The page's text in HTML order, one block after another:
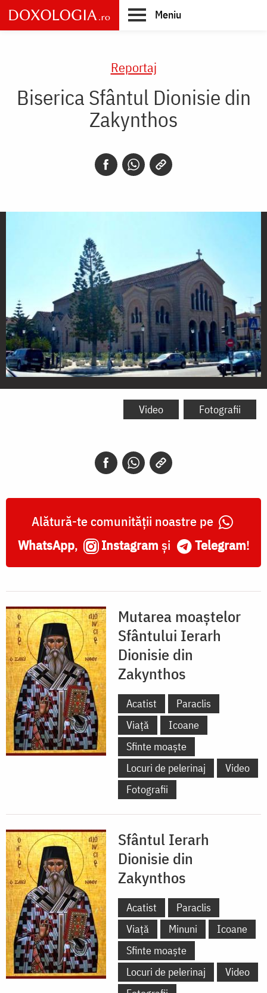
Skip
to
main
Meniu
Reportaj
Biserica Sfântul Dionisie din
Zakynthos
Biserica
Video Fotografii
Alătură-te comunității noastre pe
WhatsApp, Instagram și Telegram!
Mutarea moaștelor
Sfântului Ierarh
Dionisie din
Zakynthos
Acatist
Paraclis
Viață
Icoane
Sfinte moaște
Locuri de pelerinaj
Video
Fotografii
Sfântul Ierarh
Dionisie din
Zakynthos
Acatist
Paraclis
Viață
Minuni
Icoane
Sfinte moaște
Locuri de pelerinaj
Video